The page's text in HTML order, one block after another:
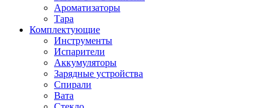
Ароматизаторы
Тара
Комплектующие
Инструменты
Испарители
Аккумуляторы
Зарядные устройства
Спирали
Вата